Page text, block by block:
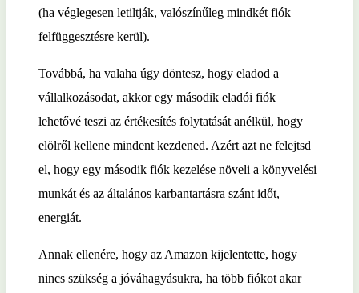
(ha véglegesen letiltják, valószínűleg mindkét fiók
felfüggesztésre kerül).
Továbbá, ha valaha úgy döntesz, hogy eladod a
vállalkozásodat, akkor egy második eladói fiók
lehetővé teszi az értékesítés folytatását anélkül, hogy
elölről kellene mindent kezdened. Azért azt ne felejtsd
el, hogy egy második fiók kezelése növeli a könyvelési
munkát és az általános karbantartásra szánt időt,
energiát.
Annak ellenére, hogy az Amazon kijelentette, hogy
nincs szükség a jóváhagyásukra, ha több fiókot akar